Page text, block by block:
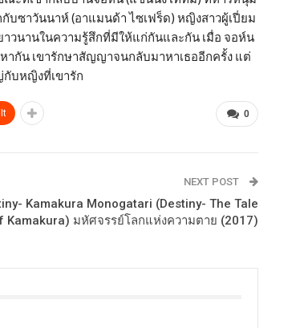
ซาวันนาห์ (อาแมนด้า ไซเฟร็ด) หญิงสาวผู้เปี่ยม
วนานในความรู้สึกที่มีให้แก่กันและกัน เมื่อ จอห์น
ากัน เขารักษาสัญญาจนกลับมาหาเธออีกครั้ง แต่
กับหญิงที่เขารัก
0
NEXT POST
Kamakura Monogatari (Destiny- The Tale
Kamakura) มหัศจรรย์โลกแห่งความตาย (2017)